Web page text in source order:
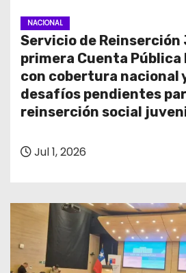
NACIONAL
Servicio de
primera Cuenta
con cobertura nacional
desafíos pendientes
reinserción social
Jul 1, 2026